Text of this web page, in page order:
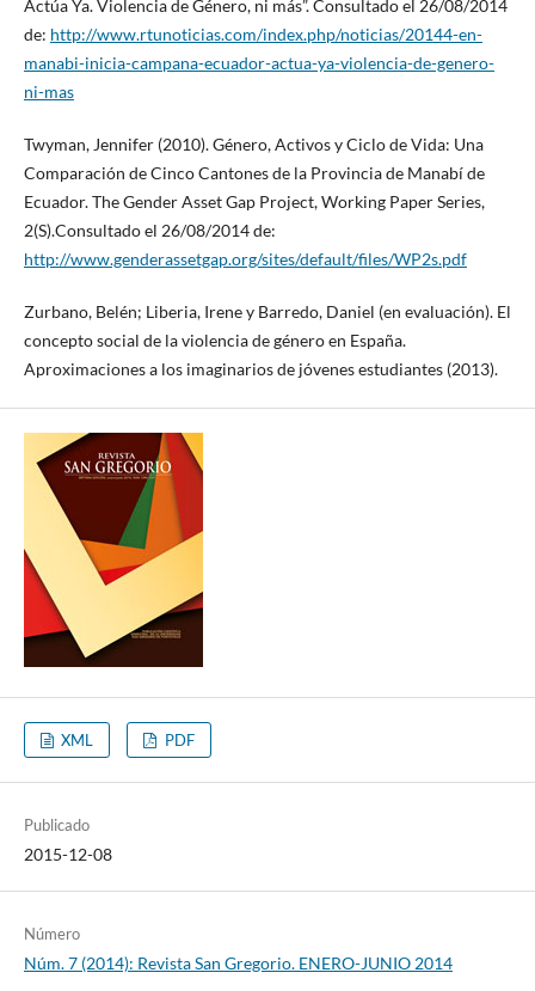
Actúa Ya. Violencia de Género, ni más”. Consultado el 26/08/2014
de: http://www.rtunoticias.com/index.php/noticias/20144-en-
manabi-inicia-campana-ecuador-actua-ya-violencia-de-genero-
ni-mas
Twyman, Jennifer (2010). Género, Activos y Ciclo de Vida: Una
Comparación de Cinco Cantones de la Provincia de Manabí de
Ecuador. The Gender Asset Gap Project, Working Paper Series,
2(S).Consultado el 26/08/2014 de:
http://www.genderassetgap.org/sites/default/files/WP2s.pdf
Zurbano, Belén; Liberia, Irene y Barredo, Daniel (en evaluación). El
concepto social de la violencia de género en España.
Aproximaciones a los imaginarios de jóvenes estudiantes (2013).
XML PDF
Publicado
2015-12-08
Número
Núm. 7 (2014): Revista San Gregorio. ENERO-JUNIO 2014